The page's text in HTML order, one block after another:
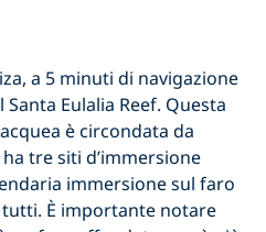
a 5 minuti di navigazione
Eulalia Reef. Questa
è circondata da
tre siti d’immersione
immersione sul faro
È importante notare